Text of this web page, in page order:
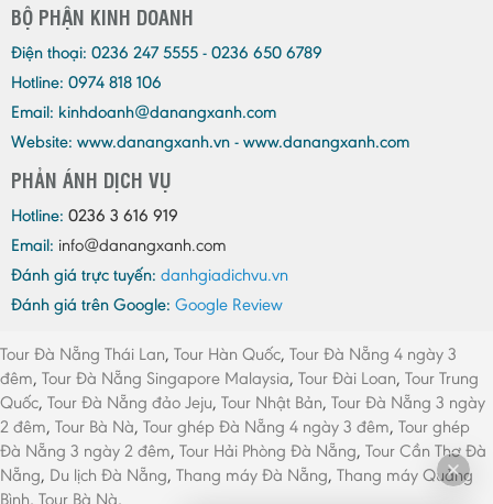
BỘ PHẬN KINH DOANH
Điện thoại: 0236 247 5555 - 0236 650 6789
Hotline: 0974 818 106
Email: kinhdoanh@danangxanh.com
Website: www.danangxanh.vn - www.danangxanh.com
PHẢN ÁNH DỊCH VỤ
Hotline: 0236 3 616 919
Email: info@danangxanh.com
Đánh giá trực tuyến: danhgiadichvu.vn
Đánh giá trên Google: Google Review
Tour Đà Nẵng Thái Lan, Tour Hàn Quốc, Tour Đà Nẵng 4 ngày 3
đêm, Tour Đà Nẵng Singapore Malaysia, Tour Đài Loan, Tour Trung
Quốc, Tour Đà Nẵng đảo Jeju, Tour Nhật Bản, Tour Đà Nẵng 3 ngày
2 đêm, Tour Bà Nà, Tour ghép Đà Nẵng 4 ngày 3 đêm, Tour ghép
Đà Nẵng 3 ngày 2 đêm, Tour Hải Phòng Đà Nẵng, Tour Cần Thơ Đà
Nẵng, Du lịch Đà Nẵng, Thang máy Đà Nẵng, Thang máy Quảng
Bình, Tour Bà Nà,